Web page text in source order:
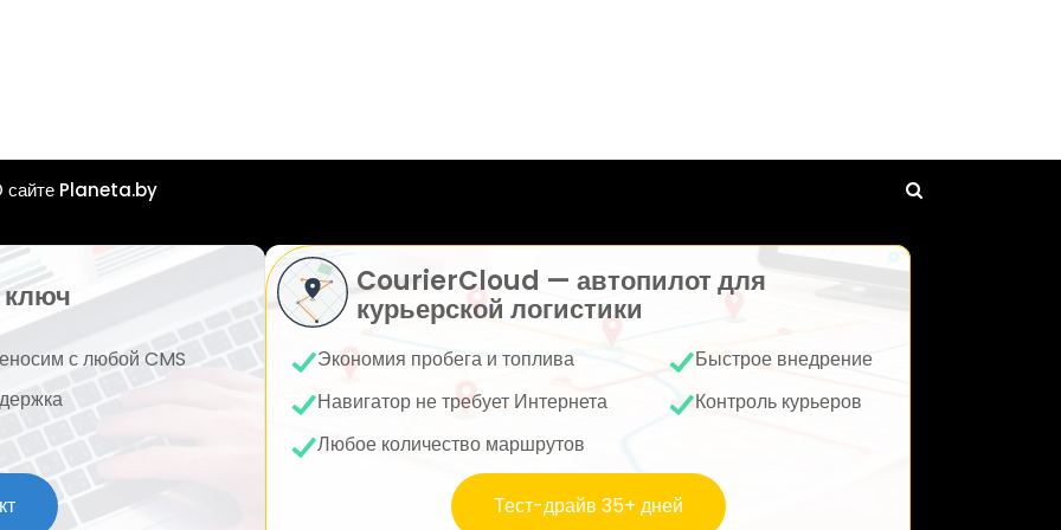
сайте Planeta.by
с любой CMS
CourierCloud — автопилот для
курьерской логистики
Экономия пробега и топлива
Быстрое внедрение
Навигатор не требует Интернета
Контроль курьеров
Любое количество маршрутов
Тест-драйв 35+ дней